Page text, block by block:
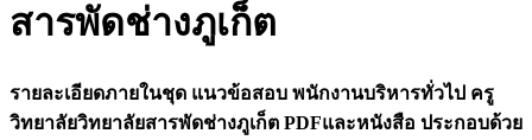
สารพัดช่างภูเก็ต
รายละเอียดภายในชุด แนวข้อสอบ พนักงานบริหารทั่วไป ครู
วิทยาลัยวิทยาลัยสารพัดช่างภูเก็ต PDFและหนังสือ ประกอบด้วย